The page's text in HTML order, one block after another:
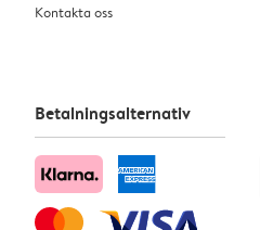
Kontakta oss
Betalningsalternativ